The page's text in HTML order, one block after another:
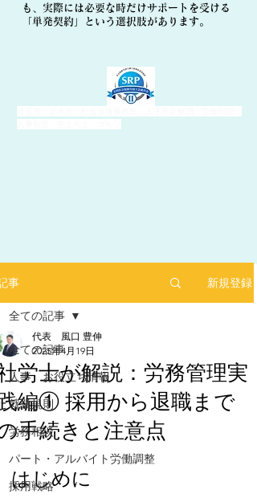
も、実際には必要な時だけサポートを受ける
「単発契約」という選択肢があります。
2025年1月にリリースした求人サイト「あるバ
イ」を運営する㈱ヒプスターの情報サイトに、
弊社が掲載されました！
「あるバイ」は無料掲載(2025年6月現在)、採用
しても費用が掛からない媒体です。
​是非、ご活用ください！！
事 新規登録
全ての記事
人事 お役立ち情報
就業規則
労務相談
パート・アルバイト労働調整
採用戦略
全ての記事
労士が解説：労務管理実
編① 採用から退職まで
手続きと注意点
代表 風口 豊伸
2025年4月19日
5つ星のうちNaNと評価されています。
はじめに